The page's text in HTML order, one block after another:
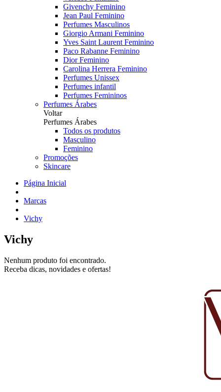
Givenchy Feminino
Jean Paul Feminino
Perfumes Masculinos
Giorgio Armani Feminino
Yves Saint Laurent Feminino
Paco Rabanne Feminino
Dior Feminino
Carolina Herrera Feminino
Perfumes Unissex
Perfumes infantil
Perfumes Femininos
Perfumes Árabes
Voltar
Perfumes Árabes
Todos os produtos
Masculino
Feminino
Promoções
Skincare
Página Inicial
Marcas
Vichy
Vichy
Nenhum produto foi encontrado.
Receba dicas, novidades e ofertas!